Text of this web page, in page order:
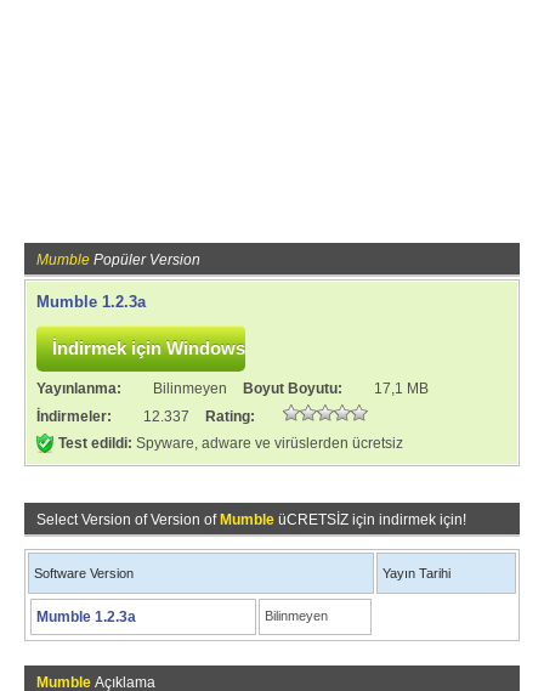
Mumble Popüler Version
Mumble 1.2.3a
Yayınlanma: Bilinmeyen Boyut Boyutu:
17,1 MB
İndirmeler:
12.337
Rating:
Test edildi: Spyware, adware ve virüslerden ücretsiz
Select Version of Version of Mumble üCRETSİZ için indirmek için!
Software Version Yayın Tarihi
Mumble 1.2.3a Bilinmeyen
Mumble Açıklama